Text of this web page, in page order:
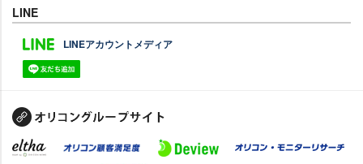
LINE
LINEアカウントメディア